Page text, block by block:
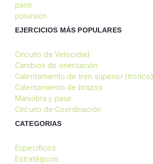
pase
posesion
EJERCICIOS MÁS POPULARES
Circuito de Velocidad
Cambios de orientación
Calentamiento de tren superior (tronco)
Calentamiento de brazos
Maniobra y pase
Circuito de Coordinación
CATEGORIAS
Específicos
Estratégicos